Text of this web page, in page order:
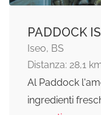
PADDOCK
Iseo, BS
Distanza: 28,1
Al Paddock
ingredienti